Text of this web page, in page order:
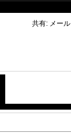
共有: メール